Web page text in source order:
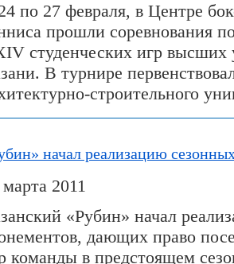
по 27 февраля, в Центре
прошли соревнования
студенческих игр высших
В турнире
строительного
начал реализацию
2011
«Рубин» начал
дающих право
команды в предстоящем